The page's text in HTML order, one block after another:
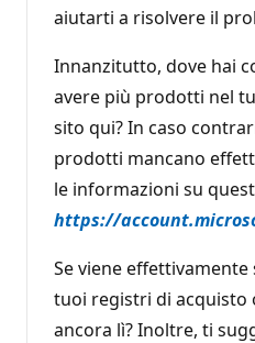
aiutarti a risolvere il
Innanzitutto, dove hai
avere più prodotti nel
sito qui? In caso
prodotti mancano
le informazioni su
https://
Se viene
tuoi registri di acquisto
ancora lì? Inoltre, ti